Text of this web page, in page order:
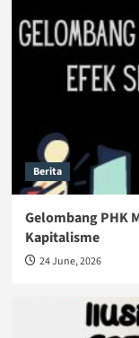
Berita
Gelombang PHK
Kapitalisme
24 June, 2026